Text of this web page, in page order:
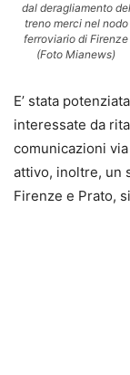
dal deragliamento del
treno merci nel nodo
ferroviario di Firenze
(Foto Mianews)
E’ stata
interessate da
comunicazioni
attivo, inoltre, un
Firenze e Prato,